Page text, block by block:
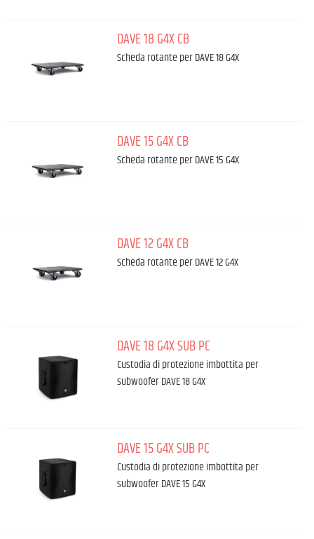
DAVE 18 G4X CB
Scheda rotante per DAVE 18 G4X
DAVE 15 G4X CB
Scheda rotante per DAVE 15 G4X
DAVE 12 G4X CB
Scheda rotante per DAVE 12 G4X
DAVE 18 G4X SUB PC
Custodia di protezione imbottita per
subwoofer DAVE 18 G4X
DAVE 15 G4X SUB PC
Custodia di protezione imbottita per
subwoofer DAVE 15 G4X